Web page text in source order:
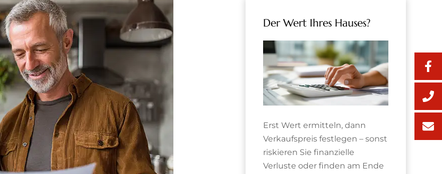
Der Wert Ihres Hauses?
Erst Wert ermitteln, dann
Verkaufspreis festlegen – sonst
riskieren Sie finanzielle
Verluste oder finden am Ende